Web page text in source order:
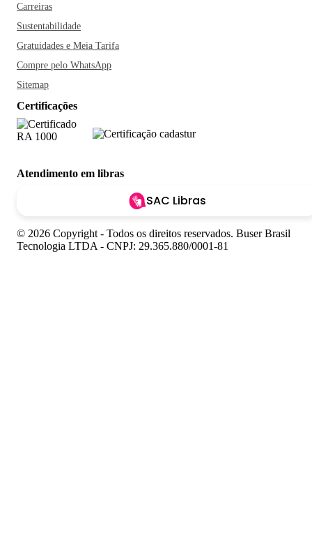
Carreiras
Sustentabilidade
Gratuidades e Meia Tarifa
Compre pelo WhatsApp
Sitemap
Certificações
Atendimento em libras
SAC Libras
© 2026 Copyright - Todos os direitos reservados. Buser Brasil
Tecnologia LTDA - CNPJ: 29.365.880/0001-81